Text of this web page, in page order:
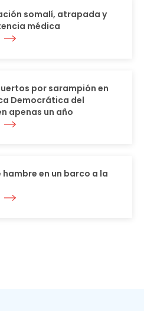
somalí, atrapada y
médica
por sarampión en
Democrática del
apenas un año
hambre en un barco a la